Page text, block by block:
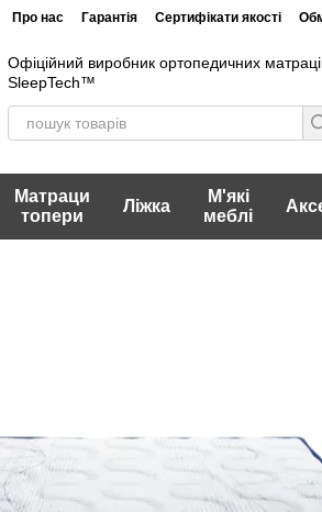
Про нас Гарантія Сертифікати якості
Офіційний виробник ортопедичних
SleepTech™
Матраци
топери
Ліжка
М'які
меблі